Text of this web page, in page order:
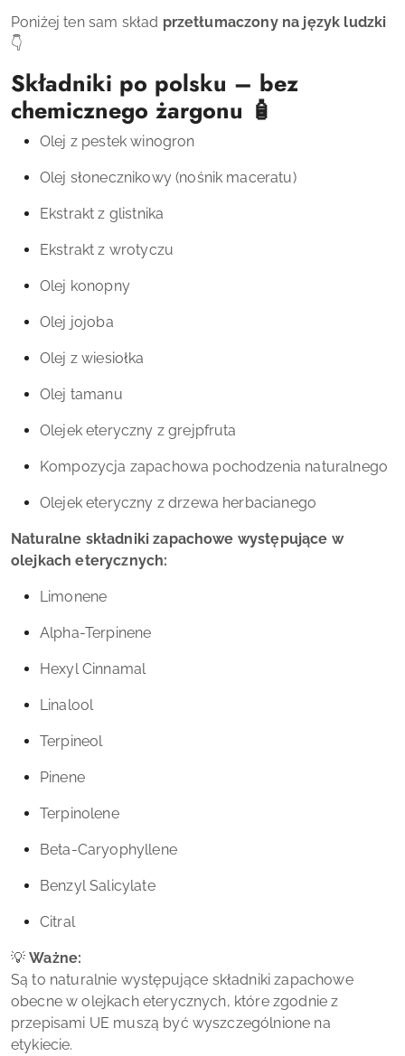
Poniżej ten sam skład przetłumaczony na język ludzki
👇
Składniki po polsku – bez
chemicznego żargonu 🧴
Olej z pestek winogron
Olej słonecznikowy (nośnik maceratu)
Ekstrakt z glistnika
Ekstrakt z wrotyczu
Olej konopny
Olej jojoba
Olej z wiesiołka
Olej tamanu
Olejek eteryczny z grejpfruta
Kompozycja zapachowa pochodzenia naturalnego
Olejek eteryczny z drzewa herbacianego
Naturalne składniki zapachowe występujące w
olejkach eterycznych:
Limonene
Alpha-Terpinene
Hexyl Cinnamal
Linalool
Terpineol
Pinene
Terpinolene
Beta-Caryophyllene
Benzyl Salicylate
Citral
💡Ważne:
Są to naturalnie występujące składniki zapachowe
obecne w olejkach eterycznych, które zgodnie z
przepisami UE muszą być wyszczególnione na
etykiecie.